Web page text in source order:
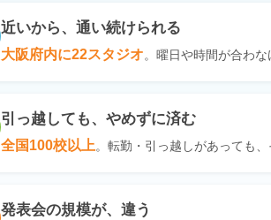
近いから、通い続けられる
大阪府内に22スタジオ。曜日や時間が合わな
引っ越しても、やめずに済む
全国100校以上。転勤・引っ越しがあっても、
発表会の規模が、違う